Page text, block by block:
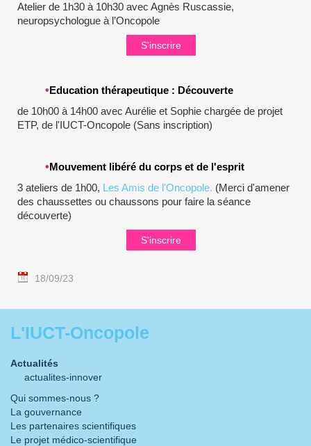
Atelier de 1h30 à 10h30 avec Agnès Ruscassie,
neuropsychologue à l’Oncopole
S'inscrire
•Education thérapeutique : Découverte
de 10h00 à 14h00 avec Aurélie et Sophie chargée de projet
ETP, de l'IUCT-Oncopole (Sans inscription)
•Mouvement libéré du corps et de l'esprit
3 ateliers de 1h00, Les Amis de l'Oncopole. (Merci d'amener
des chaussettes ou chaussons pour faire la séance
découverte)
S'inscrire
18/09/23
L'IUCT-Oncopole
Actualités
actualites-innover
Qui sommes-nous ?
La gouvernance
Les partenaires scientifiques
Le projet médico-scientifique